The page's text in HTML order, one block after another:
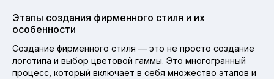
Этапы создания фирменного стиля и их
особенности
Создание фирменного стиля — это не просто создание
логотипа и выбор цветовой гаммы. Это многогранный
процесс, который включает в себя множество этапов и